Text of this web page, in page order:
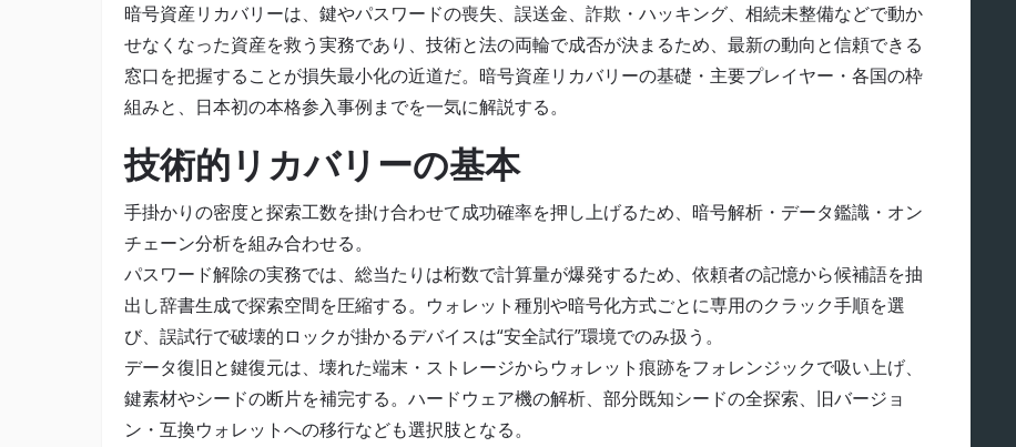
暗号資産リカバリーは、鍵やパスワードの喪失、誤送金、詐欺・ハッキング、相続未整備などで動か
せなくなった資産を救う実務であり、技術と法の両輪で成否が決まるため、最新の動向と信頼できる
窓口を把握することが損失最小化の近道だ。暗号資産リカバリーの基礎・主要プレイヤー・各国の枠
組みと、日本初の本格参入事例までを一気に解説する。
技術的リカバリーの基本
手掛かりの密度と探索工数を掛け合わせて成功確率を押し上げるため、暗号解析・データ鑑識・オン
チェーン分析を組み合わせる。
パスワード解除の実務では、総当たりは桁数で計算量が爆発するため、依頼者の記憶から候補語を抽
出し辞書生成で探索空間を圧縮する。ウォレット種別や暗号化方式ごとに専用のクラック手順を選
び、誤試行で破壊的ロックが掛かるデバイスは“安全試行”環境でのみ扱う。
データ復旧と鍵復元は、壊れた端末・ストレージからウォレット痕跡をフォレンジックで吸い上げ、
鍵素材やシードの断片を補完する。ハードウェア機の解析、部分既知シードの全探索、旧バージョ
ン・互換ウォレットへの移行なども選択肢となる。